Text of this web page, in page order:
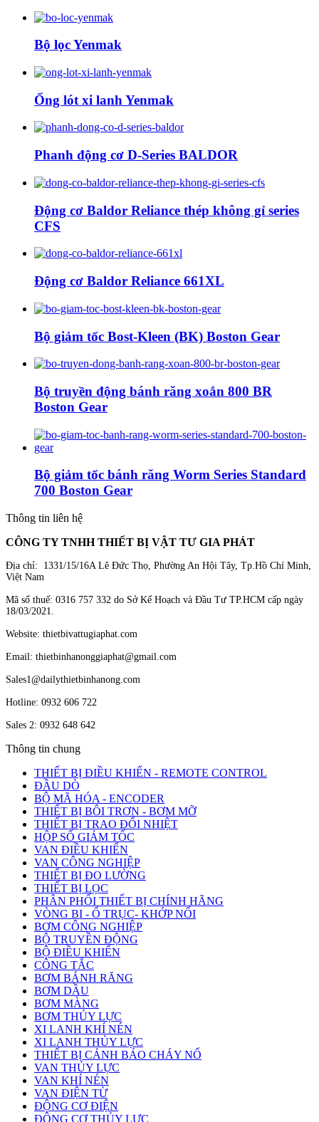
Bộ lọc Yenmak
Ống lót xi lanh Yenmak
Phanh động cơ D-Series BALDOR
Động cơ Baldor Reliance thép không gỉ series
CFS
Động cơ Baldor Reliance 661XL
Bộ giảm tốc Bost-Kleen (BK) Boston Gear
Bộ truyền động bánh răng xoắn 800 BR
Boston Gear
Bộ giảm tốc bánh răng Worm Series Standard
700 Boston Gear
Thông tin liên hệ
CÔNG TY TNHH THIẾT BỊ VẬT TƯ GIA PHÁT
Địa chỉ: 1331/15/16A Lê Đức Thọ, Phường An Hội Tây, Tp.Hồ Chí Minh,
Việt Nam
Mã số thuế: 0316 757 332 do Sở Kế Hoạch và Đầu Tư TP.HCM cấp ngày
18/03/2021.
Website: thietbivattugiaphat.com
Email: thietbinhanonggiaphat@gmail.com
Sales1@dailythietbinhanong.com
Hotline: 0932 606 722
Sales 2: 0932 648 642
Thông tin chung
THIẾT BỊ ĐIỀU KHIỂN - REMOTE CONTROL
ĐẦU DÒ
BỘ MÃ HÓA - ENCODER
THIẾT BỊ BÔI TRƠN - BƠM MỠ
THIẾT BỊ TRAO ĐỔI NHIỆT
HỘP SỐ GIẢM TỐC
VAN ĐIỀU KHIỂN
VAN CÔNG NGHIỆP
THIẾT BỊ ĐO LƯỜNG
THIẾT BỊ LỌC
PHÂN PHỐI THIẾT BỊ CHÍNH HÃNG
VÒNG BI - Ổ TRỤC- KHỚP NỐI
BƠM CÔNG NGHIỆP
BỘ TRUYỀN ĐỘNG
BỘ ĐIỀU KHIỂN
CÔNG TẮC
BƠM BÁNH RĂNG
BƠM DẦU
BƠM MÀNG
BƠM THỦY LỰC
XI LANH KHÍ NÉN
XI LANH THỦY LỰC
THIẾT BỊ CẢNH BÁO CHÁY NỔ
VAN THỦY LỰC
VAN KHÍ NÉN
VAN ĐIỆN TỪ
ĐỘNG CƠ ĐIỆN
ĐỘNG CƠ THỦY LỰC